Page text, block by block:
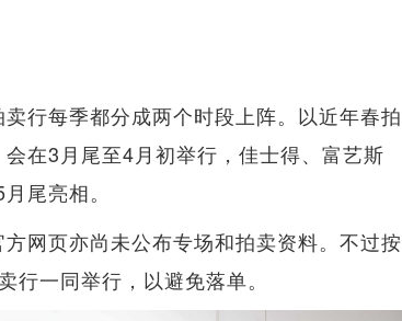
行每季都分成两个时段上阵。以近年春拍
在3月尾至4月初举行，佳士得、富艺斯
尾亮相。
网页亦尚未公布专场和拍卖资料。不过按
一同举行，以避免落单。